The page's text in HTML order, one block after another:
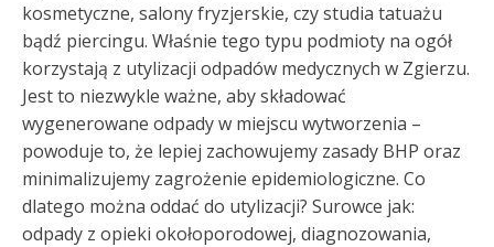
kosmetyczne, salony fryzjerskie, czy studia tatuażu
bądź piercingu. Właśnie tego typu podmioty na ogół
korzystają z utylizacji odpadów medycznych w Zgierzu.
Jest to niezwykle ważne, aby składować
wygenerowane odpady w miejscu wytworzenia –
powoduje to, że lepiej zachowujemy zasady BHP oraz
minimalizujemy zagrożenie epidemiologiczne. Co
dlatego można oddać do utylizacji? Surowce jak:
odpady z opieki okołoporodowej, diagnozowania,